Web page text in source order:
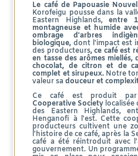
Le café de Papouasie
Korofeigu pousse dans la
Eastern Highlands,entre
montagneuse ethumide
ombrage d'arbres
biologique,dont l'impact est
des producteurs,ce café est
en tasse des arômes miellés,
chocolat, de citron et de
complet et sirupeux. Notre
valeur sadouceur et
Ce café est produit
Cooperative Society localisée
des Eastern Highlands,
Henganofi à l'est. Cette
producteurs cultivent une
l'histoire de ce café, après la
café a été réintroduit avec
gouvernement. Un